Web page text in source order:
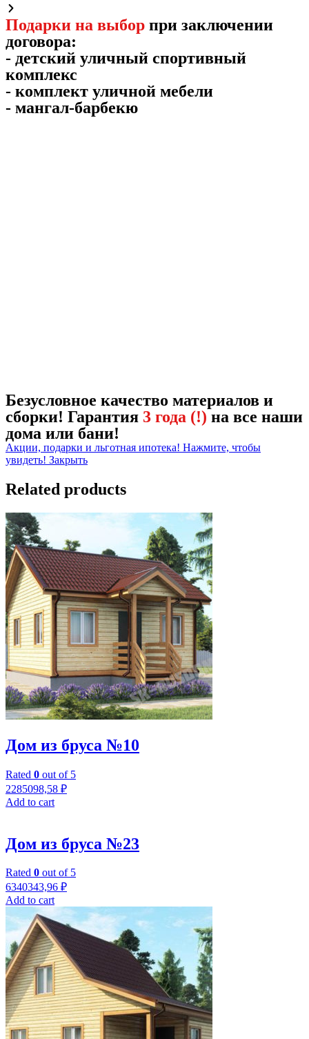
Подарки на выбор при заключении
договора:
- детский уличный спортивный
комплекс
- комплект уличной мебели
- мангал-барбекю
Безусловное качество материалов и
сборки! Гарантия 3 года (!) на все наши
дома или бани!
Акции, подарки и льготная ипотека! Нажмите, чтобы
увидеть! Закрыть
Related products
Дом из бруса №10
Rated 0 out of 5
2285098,58 ₽
Add to cart
Дом из бруса №23
Rated 0 out of 5
6340343,96 ₽
Add to cart